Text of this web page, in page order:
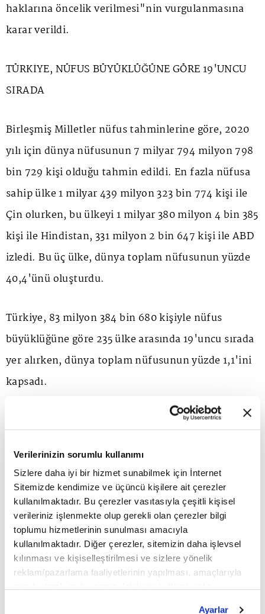
Verilerinizin sorumlu kullanımı
Sizlere daha iyi bir hizmet sunabilmek için İnternet
Sitemizde kendimize ve üçüncü kişilere ait çerezler
kullanılmaktadır. Bu çerezler vasıtasıyla çeşitli kişisel
verileriniz işlenmekte olup gerekli olan çerezler bilgi
toplumu hizmetlerinin sunulması amacıyla
kullanılmaktadır. Diğer çerezler, sitemizin daha işlevsel
kılınması ve kişiselleştirilmesi ve sizlere yönelik
reklam/pazarlama faaliyetlerinin yapılması, amaçlarıyla
Ayarlar
haklarına öncelik verilmesi"nin vurgulanmasına
karar verildi.
TÜRKİYE, NÜFUS BÜYÜKLÜĞÜNE GÖRE 19'UNCU
SIRADA
Birleşmiş Milletler nüfus tahminlerine göre, 2020
yılı için dünya nüfusunun 7 milyar 794 milyon 798
bin 729 kişi olduğu tahmin edildi. En fazla nüfusa
sahip ülke 1 milyar 439 milyon 323 bin 774 kişi ile
Çin olurken, bu ülkeyi 1 milyar 380 milyon 4 bin 385
kişi ile Hindistan, 331 milyon 2 bin 647 kişi ile ABD
izledi. Bu üç ülke, dünya toplam nüfusunun yüzde
40,4'ünü oluşturdu.
Türkiye, 83 milyon 384 bin 680 kişiyle nüfus
büyüklüğüne göre 235 ülke arasında 19'uncu sırada
yer alırken, dünya toplam nüfusunun yüzde 1,1'ini
kapsadı.
Canlı doğan bebek sayısı 2019'da 1 milyon 186 bin
Toplam doğurganlık hızı, bir kadının doğurgan
olduğu dönem olan 15-49 yaş grubunda
doğurabileceği ortalama çocuk sayısını ifade
ediyor.
iken 2020 yılında 1,76 çocuk olarak gerçekleşti. Bu